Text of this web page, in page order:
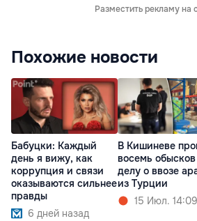
Разместить рекламу на
Похожие новости
Бабуцки: Каждый
день я вижу, как
коррупция и связи
оказываются сильнее
правды
6 дней назад
В Кишиневе
восемь
делу о ввозе
из Турции
15 Июл. 14:09